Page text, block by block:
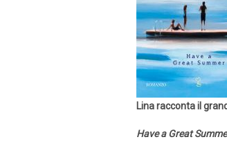
Lina racconta il
Have a Great